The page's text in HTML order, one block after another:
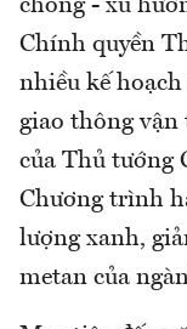
chóng - xu
Chính quyền
nhiều kế
giao thông
của Thủ tướng
Chương trình
lượng xanh,
metan của